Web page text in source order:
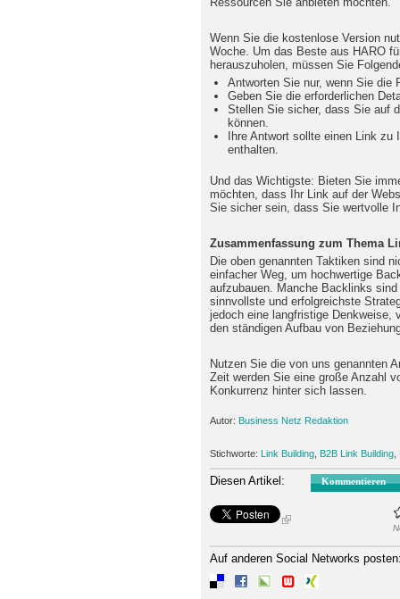
Wenn Sie die kostenlose Version
Woche. Um das Beste aus HARO
herauszuholen, müssen Sie
Antworten Sie nur, wenn Sie die
Geben Sie die erforderlichen
Stellen Sie sicher, dass Sie auf
können.
Ihre Antwort sollte einen Link
enthalten.
Und das Wichtigste: Bieten Sie
möchten, dass Ihr Link auf der
Sie sicher sein, dass Sie wertvolle
Zusammenfassung zum Thema
Die oben genannten Taktiken sind
einfacher Weg, um hochwertige
aufzubauen. Manche Backlinks
sinnvollste und erfolgreichste
jedoch eine langfristige Denkweise,
den ständigen Aufbau von
Nutzen Sie die von uns genannten
Zeit werden Sie eine große Anzahl
Konkurrenz hinter sich lassen.
Autor: Business Netz Redaktion
Stichworte: Link Building B2B Link Building
Diesen Artikel: Kommentieren
Auf anderen Social Networks